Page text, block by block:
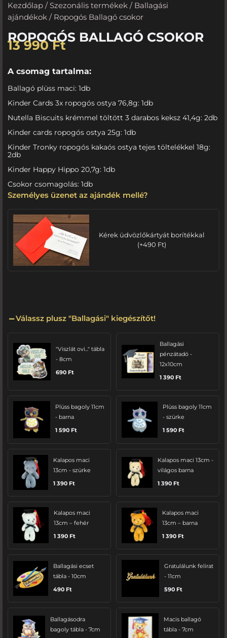
Kezdőlap / Szezonális termékek / Ballagási
ajándékok / Ropogós Ballagó csokor
ROPOGÓS BALLAGÓ CSOKOR
13 990Ft
A csomag tartalma:
Ballagó plüss maci: 1db
Kinder Cards 3x ropogós ostya 76,8g: 1db
Nutella Biscuits krémmel töltött 3 darabos keksz 41,4g: 2db
Kinder cards ropogós ostya 25g: 1db
Kinder Tronky ropogós kakaós ostya tejes töltelékkel 18g:
2db
Kinder Happy Hippo 20,7g: 1db
Csokor csomagolás: 1db
Személyes üzenet az ajándék mellé?
Kérek üdvözlőkártyát borítékkal
(+490 Ft)
Válassz plusz "Ballagási" kiegészítőt!
"Viszlát ovi..." tábla
- 8cm
690 Ft
Ballagási
pénzátadó -
12x10cm
1 390 Ft
Plüss bagoly 11cm
- barna
1 590 Ft
Plüss bagoly 11cm
- szürke
1 590 Ft
Kalapos maci
13cm - szürke
1 390 Ft
Kalapos maci 13cm -
világos barna
1 390 Ft
Kalapos maci
13cm – fehér
1 390 Ft
Kalapos maci
13cm – barna
1 390 Ft
Ballagási ecset
tábla - 10cm
490 Ft
Gratulálunk felirat
- 11cm
590 Ft
Ballagásodra
bagoly tábla - 7cm
Macis ballagó
tábla - 7cm